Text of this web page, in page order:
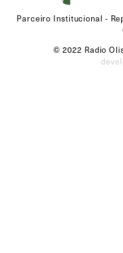
Parceiro Institucional -
© 2022 Radio